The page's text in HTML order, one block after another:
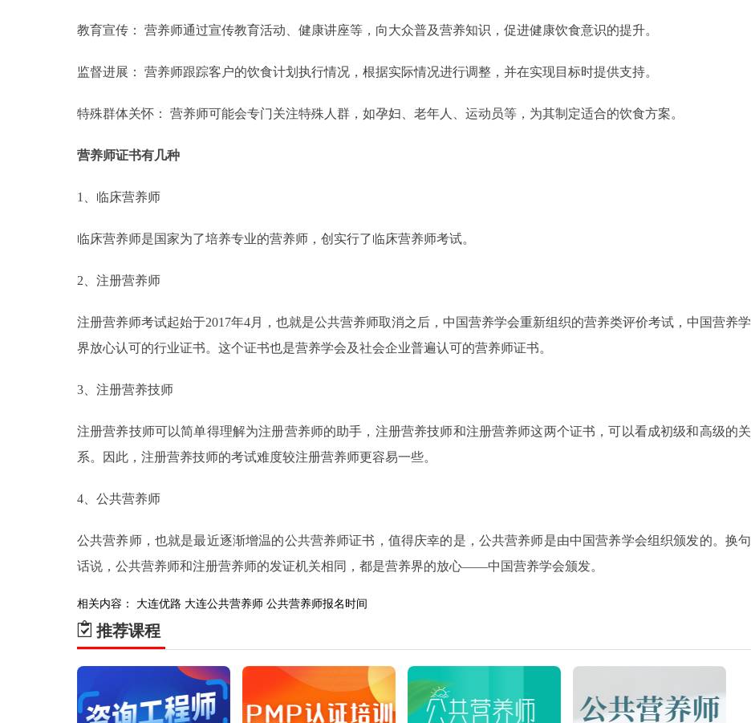
教育宣传： 营养师通过宣传教育活动、健康讲座等，向大众普及营养知识，促进健康饮食意识的提升。
监督进展： 营养师跟踪客户的饮食计划执行情况，根据实际情况进行调整，并在实现目标时提供支持。
特殊群体关怀： 营养师可能会专门关注特殊人群，如孕妇、老年人、运动员等，为其制定适合的饮食方案。
营养师证书有几种
1、临床营养师
临床营养师是国家为了培养专业的营养师，创实行了临床营养师考试。
2、注册营养师
注册营养师考试起始于2017年4月，也就是公共营养师取消之后，中国营养学会重新组织的营养类评价考试，中国营养学
界放心认可的行业证书。这个证书也是营养学会及社会企业普遍认可的营养师证书。
3、注册营养技师
注册营养技师可以简单得理解为注册营养师的助手，注册营养技师和注册营养师这两个证书，可以看成初级和高级的关
系。因此，注册营养技师的考试难度较注册营养师更容易一些。
4、公共营养师
公共营养师，也就是最近逐渐增温的公共营养师证书，值得庆幸的是，公共营养师是由中国营养学会组织颁发的。换句
话说，公共营养师和注册营养师的发证机关相同，都是营养界的放心——中国营养学会颁发。
相关内容： 大连优路 大连公共营养师 公共营养师报名时间
推荐课程